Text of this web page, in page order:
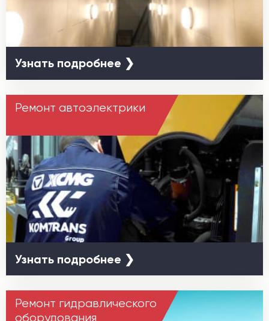
Узнать подробнее ❯
Ремонт автоэлектрики
Узнать подробнее ❯
Ремонт гидравлического
оборудования